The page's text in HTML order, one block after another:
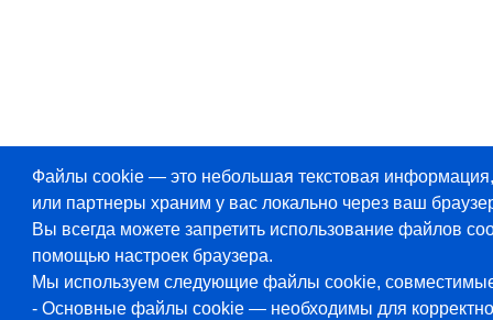
Файлы cookie — это небольшая текстовая
или партнеры храним у вас локально через ваш
Вы всегда можете запретить использование файлов
помощью настроек браузера.
Мы используем следующие файлы cookie,
- Основные файлы cookie — необходимы для